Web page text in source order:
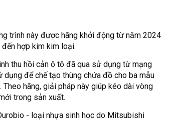
trình này được hãng khởi động từ năm 2024
hợp kim kim loại.
thu hồi cản ô tô đã qua sử dụng từ mạng
để chế tạo thùng chứa đồ cho ba mẫu
hãng, giải pháp này giúp kéo dài vòng
trong sản xuất.
- loại nhựa sinh học do Mitsubishi